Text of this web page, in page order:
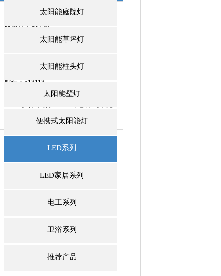
太阳能庭院灯
太阳能草坪灯
太阳能柱头灯
太阳能壁灯
便携式太阳能灯
LED系列
LED家居系列
电工系列
卫浴系列
推荐产品
深圳市威诺华科技开发有限公司
联系人：郑小姐
邮箱：jeniffer@we-nova.com
传真：0755-84889992
邮编：518118
地址：深圳市龙岗区中心城龙岗大道
城广场站D出口